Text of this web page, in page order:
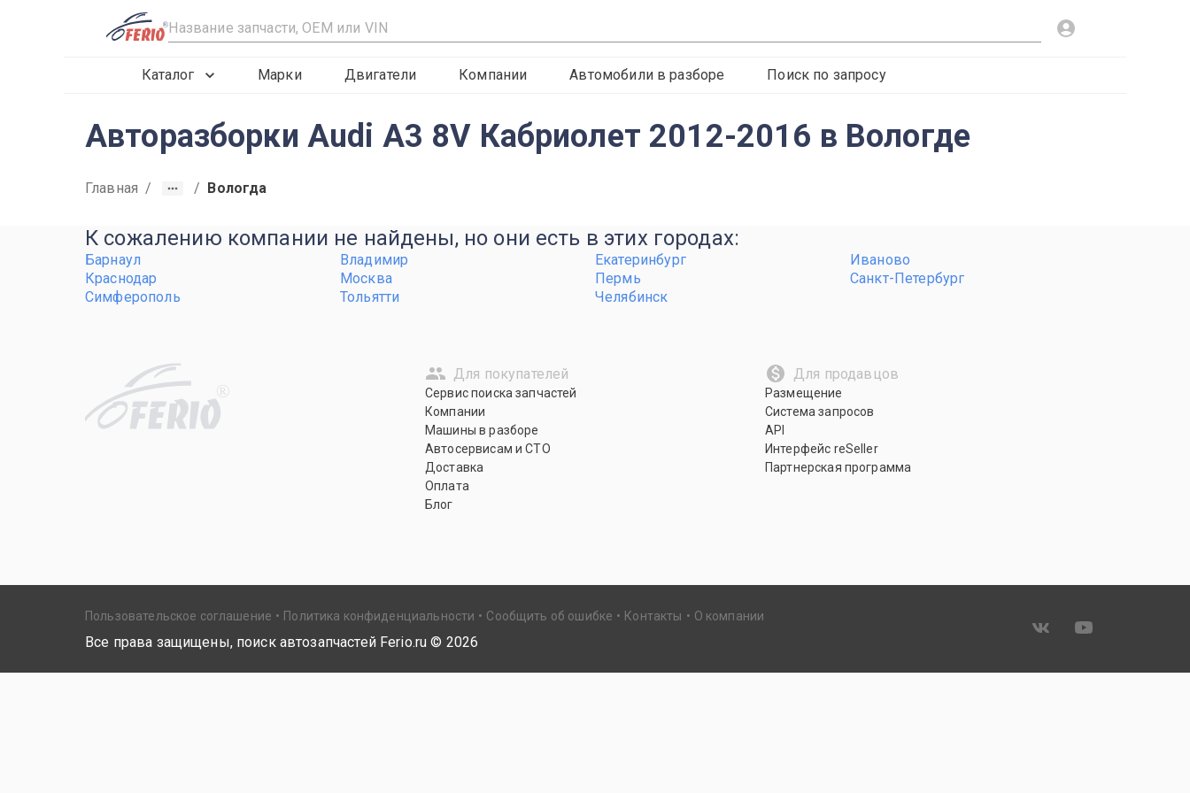
R
Каталог Марки Двигатели Компании Автомобили в разборе Поиск по запросу
Авторазборки Audi A3 8V Кабриолет 2012-2016 в Вологде
Главная / / Вологда
К сожалению компании не найдены, но они есть в этих городах:
Барнаул Владимир Екатеринбург
Иваново
Краснодар
Москва Пермь
Санкт-Петербург
Симферополь
Тольятти Челябинск
R
Для покупателей
Сервис поиска запчастей
Компании
Машины в разборе
Автосервисам и СТО
Доставка
Оплата
Блог
Для продавцов
Размещение
Система запросов
API
Интерфейс reSeller
Партнерская программа
Пользовательское соглашение Политика конфиденциальности Сообщить об ошибке Контакты О компании
Все права защищены, поиск автозапчастей Ferio.ru © 2026